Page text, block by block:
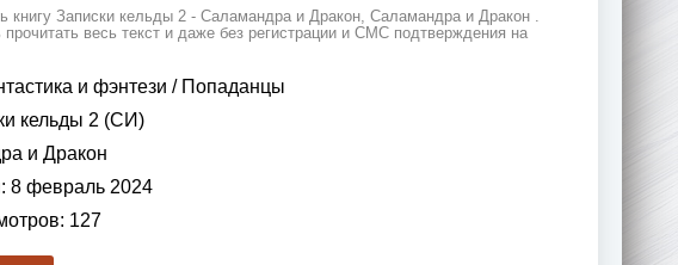
книгу Записки кельды 2 - Саламандра и Дракон, Саламандра и Дракон .
весь текст и даже без регистрации и СМС подтверждения на
и фэнтези / Попаданцы
кельды 2 (СИ)
и Дракон
8 февраль 2024
127